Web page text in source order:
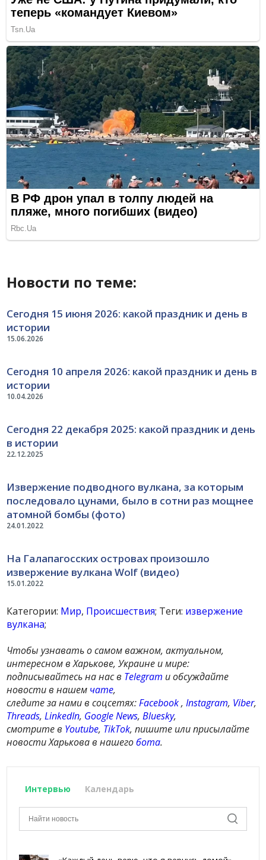
Новости по теме:
15.06.2026
Сегодня 15 июня 2026: какой праздник и день в
истории
10.04.2026
Сегодня 10 апреля 2026: какой праздник и день в
истории
22.12.2025
Сегодня 22 декабря 2025: какой праздник и день
в истории
24.01.2022
Извержение подводного вулкана, за которым
последовало цунами, было в сотни раз мощнее
атомной бомбы (фото)
15.01.2022
На Галапагосских островах произошло
извержение вулкана Wolf (видео)
Категории: Мир, Происшествия; Теги: извержение
вулкана;
Чтобы узнавать о самом важном, актуальном,
интересном в Харькове, Украине и мире:
подписывайтесь на нас в Telegram и обсуждайте
новости в нашем чате,
следите за нами в соцсетях:Facebook,Instagram, Viber,
Threads,LinkedIn, Google News,Bluesky,
смотрите в Youtube, TikTok, пишите или присылайте
новости Харькова в нашегобота.
Интервью Календарь